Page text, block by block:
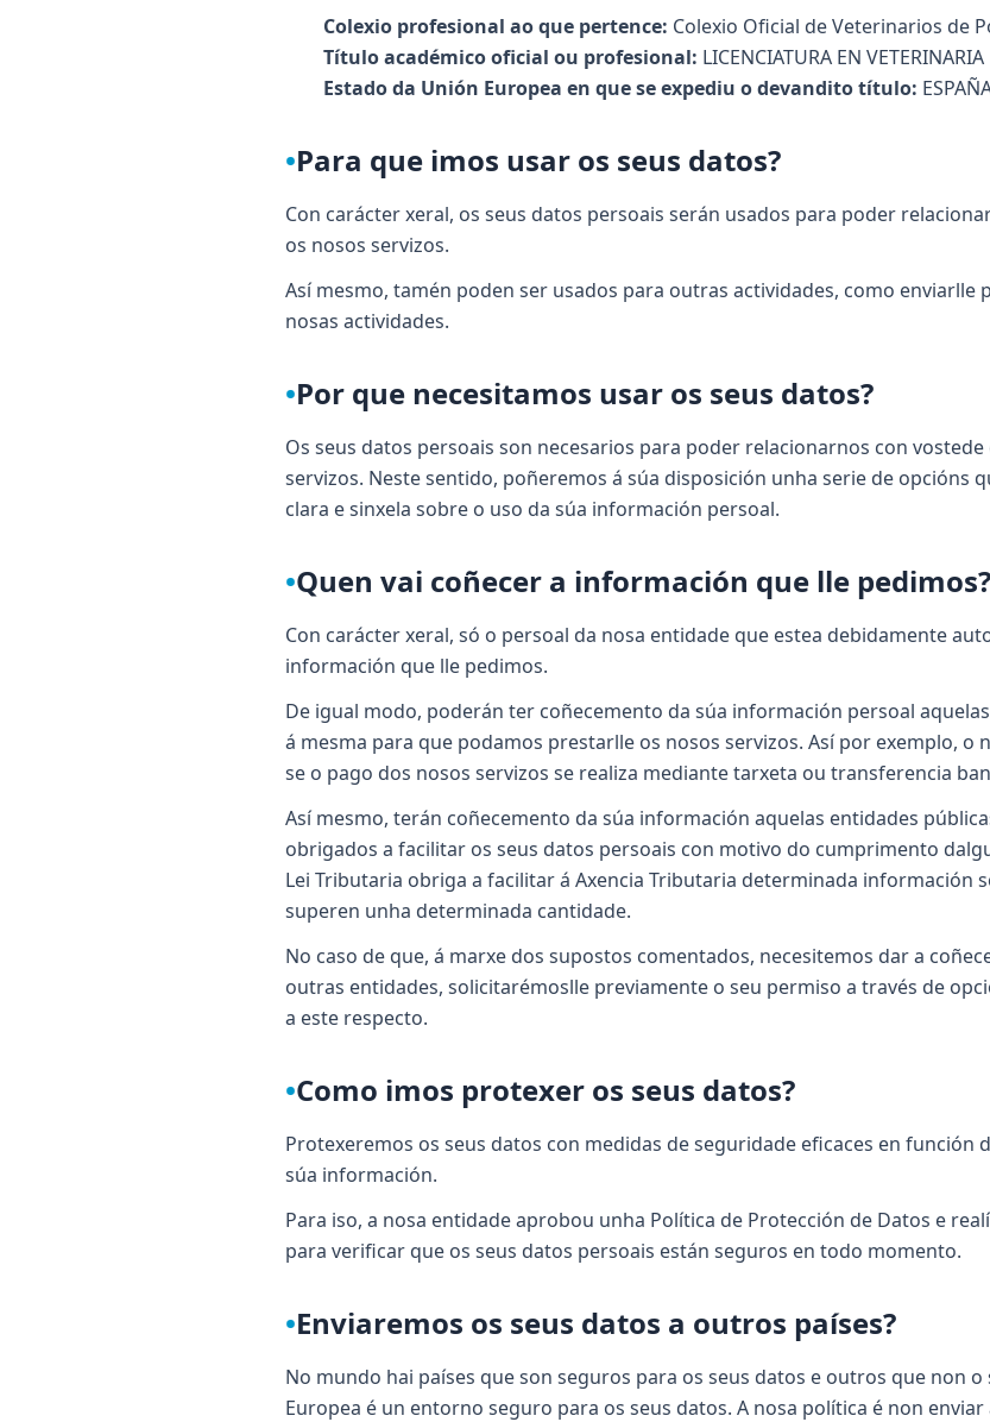
Colexio profesional ao que pertence: Colexio Oficial de Veterinarios de
Título académico oficial ou profesional: LICENCIATURA EN VETERINARIA
Estado da Unión Europea en que se expediu o devandito título:
•Para que imos usar os seus datos?
Con carácter xeral, os seus datos persoais serán usados para poder
os nosos servizos.
Así mesmo, tamén poden ser usados para outras actividades, como enviarlle
nosas actividades.
•Por que necesitamos usar os seus datos?
Os seus datos persoais son necesarios para poder relacionarnos con
servizos. Neste sentido, poñeremos á súa disposición unha serie de opcións
clara e sinxela sobre o uso da súa información persoal.
•Quen vai coñecer a información que lle pedimos?
Con carácter xeral, só o persoal da nosa entidade que estea debidamente
información que lle pedimos.
De igual modo, poderán ter coñecemento da súa información persoal
á mesma para que podamos prestarlle os nosos servizos. Así por exemplo, o
se o pago dos nosos servizos se realiza mediante tarxeta ou transferencia
Así mesmo, terán coñecemento da súa información aquelas entidades
obrigados a facilitar os seus datos persoais con motivo do cumprimento
Lei Tributaria obriga a facilitar á Axencia Tributaria determinada información
superen unha determinada cantidade.
No caso de que, á marxe dos supostos comentados, necesitemos dar a
outras entidades, solicitarémoslle previamente o seu permiso a través de
a este respecto.
•Como imos protexer os seus datos?
Protexeremos os seus datos con medidas de seguridade eficaces en función
súa información.
Para iso, a nosa entidade aprobou unha Política de Protección de Datos e
para verificar que os seus datos persoais están seguros en todo momento.
•Enviaremos os seus datos a outros países?
No mundo hai países que son seguros para os seus datos e outros que non
Europea é un entorno seguro para os seus datos. A nosa política é non